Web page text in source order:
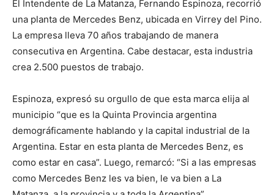
El Intendente de La Matanza, Fernando Espinoza, recorrió
una planta de Mercedes Benz, ubicada en Virrey del Pino.
La empresa lleva 70 años trabajando de manera
consecutiva en Argentina. Cabe destacar, esta industria
crea 2.500 puestos de trabajo.
Espinoza, expresó su orgullo de que esta marca elija al
municipio “que es la Quinta Provincia argentina
demográficamente hablando y la capital industrial de la
Argentina. Estar en esta planta de Mercedes Benz, es
como estar en casa”. Luego, remarcó: “Si a las empresas
como Mercedes Benz les va bien, le va bien a La